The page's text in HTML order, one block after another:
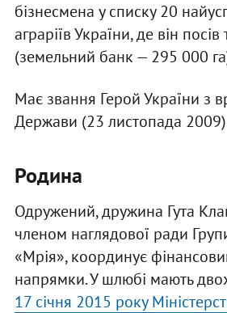
бізнесмена у списку 20
аграріїв України, де він посів
(земельний банк — 295 000
Має звання Герой України з
Держави (23 листопада
Родина
Одружений, дружина Гута
членом наглядової ради
«Мрія», координує
напрямки. У шлюбі мають
17 січня 2015 року